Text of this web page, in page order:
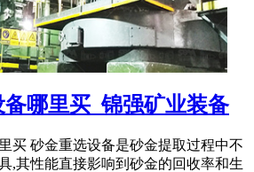
哪里买_锦强矿业装备
买 砂金重选设备是砂金提取过程中不
,其性能直接影响到砂金的回收率和生